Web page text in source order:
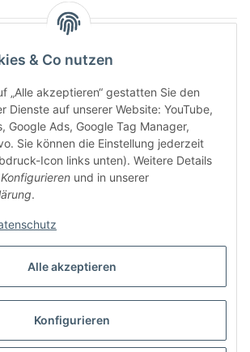
& Co nutzen
„Alle akzeptieren“ gestatten Sie den
Dienste auf unserer Website: YouTube,
Google Ads, Google Tag Manager,
Sie können die Einstellung jederzeit
Icon links unten). Weitere Details
Konfigurieren und in unserer
.
Alle akzeptieren
Konfigurieren
Newsletter Abonnieren
IhrerDatenschutzerklärung regelmäßig
Informationen zu Ihrem Produktsortiment per E-
Mail zu.
und 5 € Rabatt-Guschein erhalten.
Einkauf in unserem WOODResin-Shop.
Sie per Email nach der erfolgreichen